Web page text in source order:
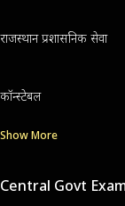
राजस्थान प्रशासनिक सेवा
कॉन्स्टेबल
Show More
Central Govt